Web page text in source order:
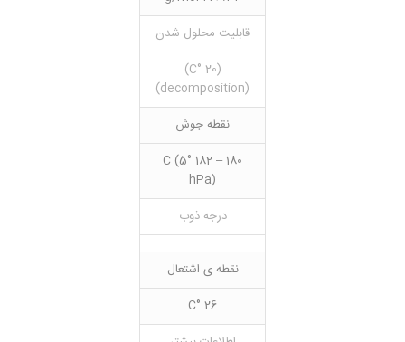
قابلیت محلول شدن
(20 °C)
(decomposition)
نقطه جوش
180 – 182 °C (5
hPa)
درجه ذوب
نقطه ی اشتعال
26 °C